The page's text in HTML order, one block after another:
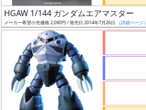
定
予
HGAW 1/144 ガンダムエアマスター
メーカー希望小売価格 2,090円 / 発売日 2014年7月26日 （詳細ページ）